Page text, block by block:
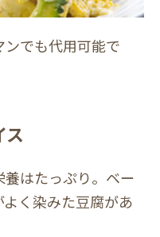
でも代用可能で
ス
はたっぷり。ベー
く染みた豆腐があ